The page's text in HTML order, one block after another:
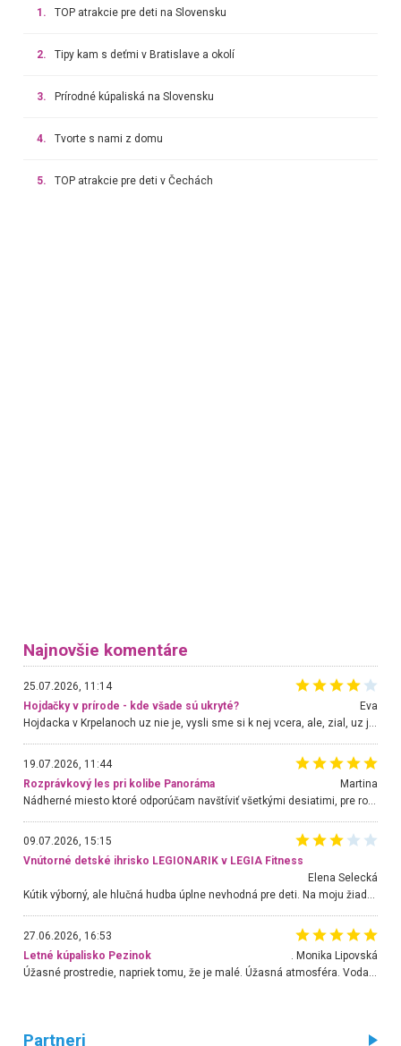
1. TOP atrakcie pre deti na Slovensku
2. Tipy kam s deťmi v Bratislave a okolí
3. Prírodné kúpaliská na Slovensku
4. Tvorte s nami z domu
5. TOP atrakcie pre deti v Čechách
Najnovšie komentáre
25.07.2026, 11:14
Hojdačky v prírode - kde všade sú ukryté?
Eva
Hojdacka v Krpelanoch uz nie je, vysli sme si k nej vcera, ale, zial, uz je znicena. Ak sem planujete cestu len kvoli hojdacke, mozete si ju usetrit. Krasny vyhlad je tu vsak aj bez hojdacky :-)
19.07.2026, 11:44
Rozprávkový les pri kolibe Panoráma
Martina
Nádherné miesto ktoré odporúčam navštíviť všetkými desiatimi, pre rodiny s deťmi, dôchodcom... Proste a jednoducho ozaj rozprávkový les.. určite ešte prídeme. Odniesli sme si na pamiatku krásne tričká,
09.07.2026, 15:15
Vnútorné detské ihrisko LEGIONARIK v LEGIA Fitness
Elena Selecká
Kútik výborný, ale hlučná hudba úplne nevhodná pre deti. Na moju žiadosť o aspoň sušenie nereagovali.
27.06.2026, 16:53
Letné kúpalisko Pezinok
. Monika Lipovská
Úžasné prostredie, napriek tomu, že je malé. Úžasná atmosféra. Voda fantastická a nádherná. Ľudí je pomerne veľa, ale su mili a ohľaduplní. Je veľmi zaujímavé sledovať, ako dokážu spolu športovať cudzí ľudia a bez ohľadu na vek. Vládne tu pohoda. Vnuka neviem dostať z vody. Ďakujem za krásny deň . Urcite sa sem vrátim. Jediný problém je s parkovaním, ale aj ten sa mi podarilo vyriešiť. Monika Bratislava
Partneri